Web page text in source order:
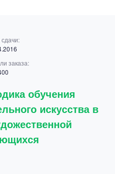
заказа:
обучения
искусства в